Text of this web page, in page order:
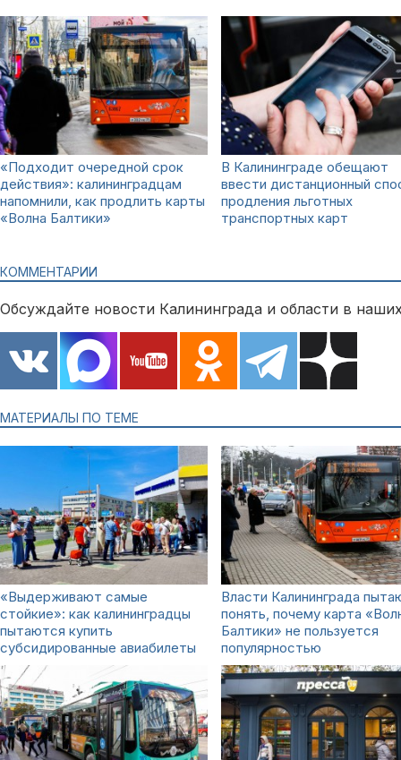
«Подходит очередной срок
действия»: калининградцам
напомнили, как продлить карты
«Волна Балтики»
В Калининграде обещают
ввести дистанционный
продления льготных
транспортных карт
КОММЕНТАРИИ
Обсуждайте новости Калининграда и области в
МАТЕРИАЛЫ ПО ТЕМЕ
«Выдерживают самые
стойкие»: как калининградцы
пытаются купить
субсидированные авиабилеты
Власти Калининграда
понять, почему карта
Балтики» не пользуется
популярностью